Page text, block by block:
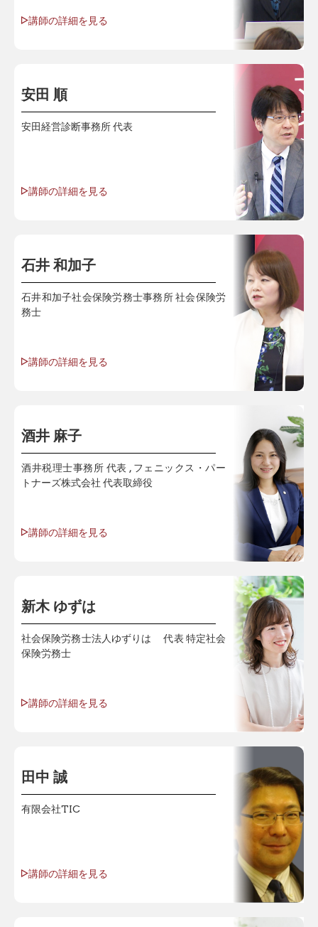
講師の詳細を見る
安田 順
安田経営診断事務所 代表
講師の詳細を見る
石井 和加子
石井和加子社会保険労務士事務所 社会保険労
務士
講師の詳細を見る
酒井 麻子
酒井税理士事務所 代表 , フェニックス・パー
トナーズ株式会社 代表取締役
講師の詳細を見る
新木 ゆずは
社会保険労務士法人ゆずりは 代表 特定社会
保険労務士
講師の詳細を見る
田中 誠
有限会社TIC
講師の詳細を見る